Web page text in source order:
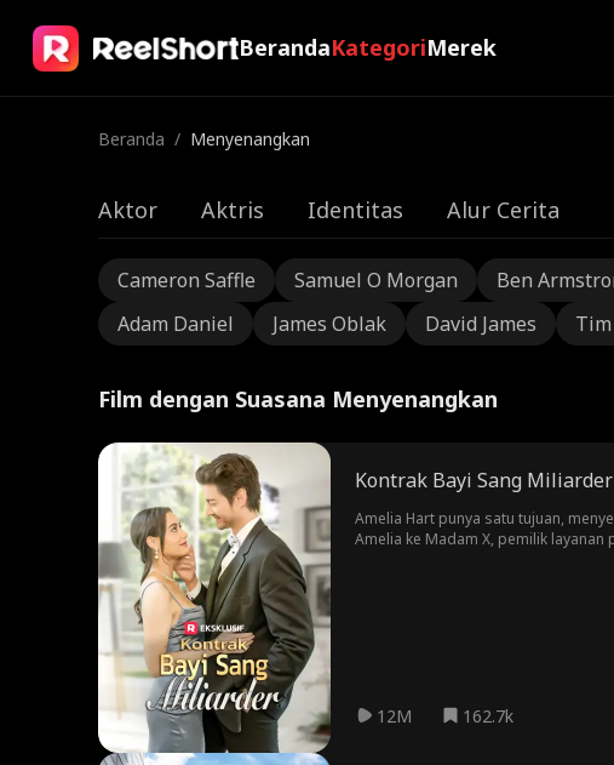
BerandaKategoriMerek
Beranda / Menyenangkan
Aktor Aktris Identitas Alur Cerita
Cameron Saffle Samuel O Morgan Ben
Adam Daniel
James Oblak David James
Film dengan Suasana Menyenangkan
Kontrak Bayi Sang Miliarder
Amelia Hart punya satu tujuan,
Amelia ke Madam X, pemilik
12M 162.7k